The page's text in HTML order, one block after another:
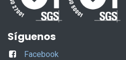
Síguenos
Facebook